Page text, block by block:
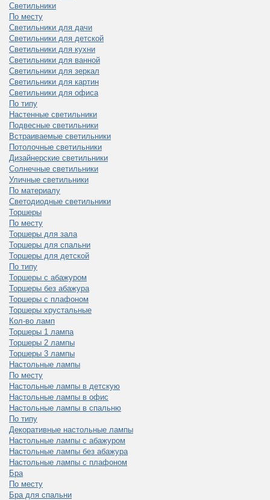
Светильники
По месту
Светильники для дачи
Светильники для детской
Светильники для кухни
Светильники для ванной
Светильники для зеркал
Светильники для картин
Светильники для офиса
По типу
Настенные светильники
Подвесные светильники
Встраиваемые светильники
Потолочные светильники
Дизайнерские светильники
Солнечные светильники
Уличные светильники
По материалу
Светодиодные светильники
Торшеры
По месту
Торшеры для зала
Торшеры для спальни
Торшеры для детской
По типу
Торшеры с абажуром
Торшеры без абажура
Торшеры с плафоном
Торшеры хрустальные
Кол-во ламп
Торшеры 1 лампа
Торшеры 2 лампы
Торшеры 3 лампы
Настольные лампы
По месту
Настольные лампы в детскую
Настольные лампы в офис
Настольные лампы в спальню
По типу
Декоративные настольные лампы
Настольные лампы с абажуром
Настольные лампы без абажура
Настольные лампы с плафоном
Бра
По месту
Бра для спальни